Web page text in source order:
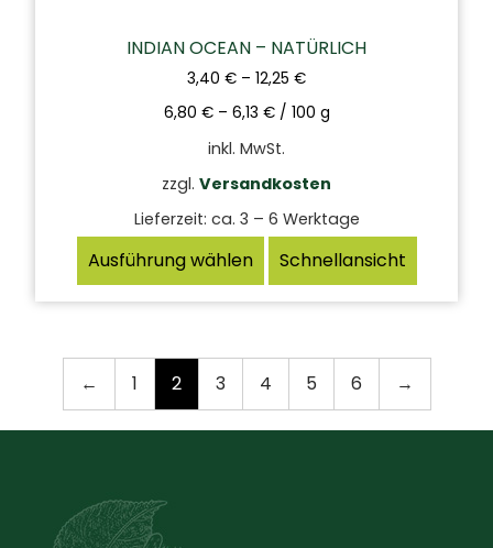
INDIAN OCEAN – NATÜRLICH
3,40 € – 12,25 €
6,80 €– 6,13 €/ 100 g
inkl. MwSt.
zzgl. Versandkosten
Lieferzeit: ca. 3 – 6 Werktage
Ausführung wählen Schnellansicht
← 1 2 3 4 5 6 →